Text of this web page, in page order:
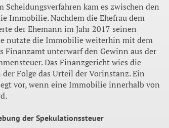
kam es zwischen den
Immobilie. Nachdem die Ehefrau dem
der Ehemann im Jahr 2017 seinen
nutzte die Immobilie weiterhin mit dem
Finanzamt unterwarf den Gewinn aus der
Das Finanzgericht wies die
Folge das Urteil der Vorinstanz. Ein
vor, wenn eine Immobilie innerhalb von
der Spekulationssteuer